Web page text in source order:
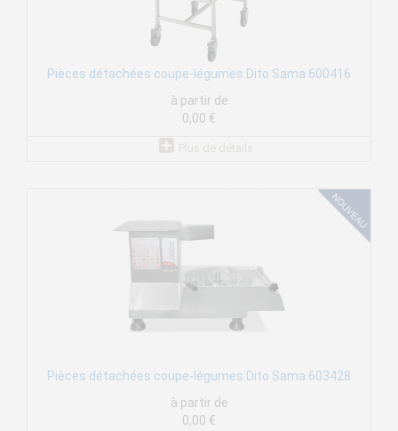
Pièces détachées coupe-légumes Dito Sama 600416
à partir de
0,00 €
Pièces détachées coupe-légumes Dito Sama 603428
à partir de
0,00 €